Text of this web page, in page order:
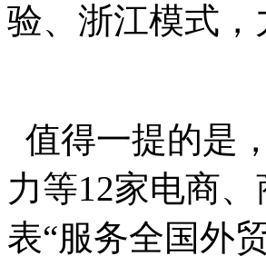
验、浙江模式
值得一提的是
力等12家电商
表“服务全国外